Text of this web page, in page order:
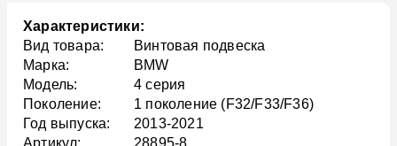
Характеристики:
Вид товара:
Винтовая подвеска
Марка:
BMW
Модель:
4 серия
Поколение:
1 поколение (F32/F33/F36)
Год выпуска:
2013-2021